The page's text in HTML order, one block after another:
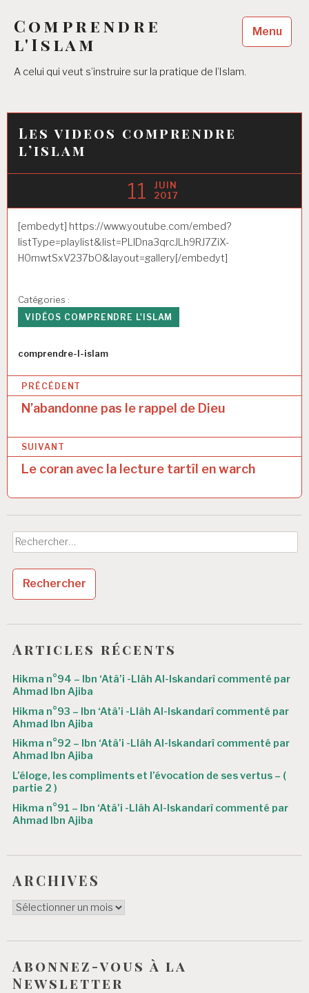
contenu
principal
Comprendre
l'Islam
A celui qui veut s’instruire sur la pratique de l’Islam.
Menu
Les videos comprendre
l’islam
11
JUIN
2017
[embedyt] https://www.youtube.com/embed?
listType=playlist&list=PLlDna3qrcJLh9RJ7ZiX-
H0mwtSxV237bO&layout=gallery[/embedyt]
Catégories :
VIDÉOS COMPRENDRE L'ISLAM
Auteur
comprendre-l-islam
N
v
i
g
a
t
i
o
n
l
’
a
r
t
i
c
l
PRÉCÉDENT
N’abandonne pas le rappel de Dieu
SUIVANT
Le coran avec la lecture tartîl en warch
Rechercher :
Articles récents
Hikma n°94 – Ibn ‘Atâ’i -Llâh Al-Iskandarî commenté par
Ahmad Ibn Ajiba
Hikma n°93 – Ibn ‘Atâ’i -Llâh Al-Iskandarî commenté par
Ahmad Ibn Ajiba
Hikma n°92 – Ibn ‘Atâ’i -Llâh Al-Iskandarî commenté par
Ahmad Ibn Ajiba
L’éloge, les compliments et l’évocation de ses vertus – (
partie 2 )
Hikma n°91 – Ibn ‘Atâ’i -Llâh Al-Iskandarî commenté par
Ahmad Ibn Ajiba
ARCHIVES
ARCHIVES
Abonnez-vous à la
Newsletter